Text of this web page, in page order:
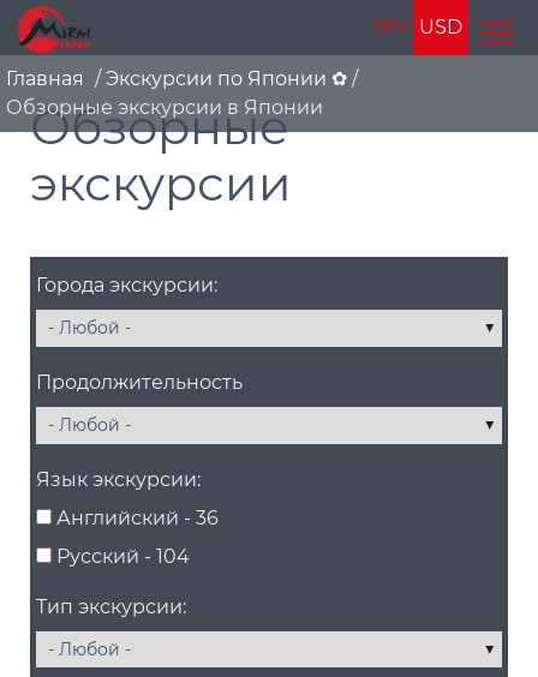
JPY USD
Главная / Экскурсии по Японии ✿ /
Обзорные экскурсии в Японии
Обзорные
экскурсии
Города экскурсии:
Продолжительность
Язык экскурсии:
Английский - 36
Русский - 104
Тип экскурсии: